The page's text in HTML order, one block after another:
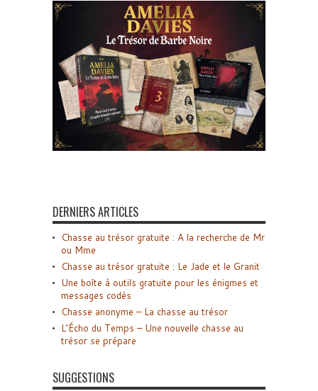
DERNIERS ARTICLES
Chasse au trésor gratuite : A la recherche de Mr
ou Mme
Chasse au trésor gratuite : Le Jade et le Granit
Une boîte à outils gratuite pour les énigmes et
messages codés
Chasse anonyme – La chasse au trésor
L’Écho du Temps – Une nouvelle chasse au
trésor se prépare
SUGGESTIONS